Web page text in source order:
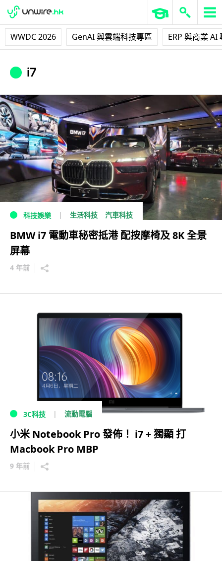
WWDC 2026 GenAI 與雲端科技專區 ERP 與商業 AI
i7
科技娛樂 生活科技 汽車科技
BMW i7 電動車秘密抵港 配按摩椅及 8K 全景
屏幕
4 年前
3C科技 流動電腦
小米 Notebook Pro 發佈！ i7 + 獨顯 打
Macbook Pro MBP
9 年前